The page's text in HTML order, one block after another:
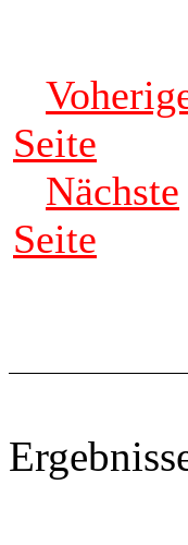
Seite
Nächste
Seite